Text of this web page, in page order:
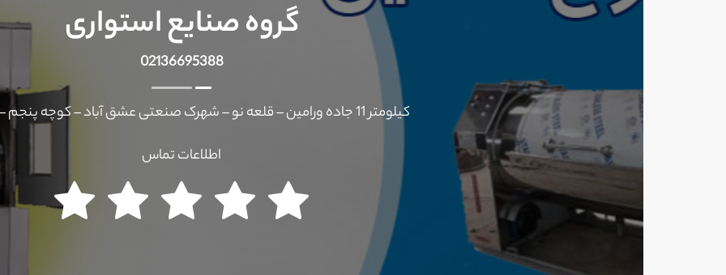
گروه صنایع استواری
02136695388
کیلومتر 11 جاده ورامین – قلعه نو – شهرک صنعتی عشق آباد – کوچه پنجم – پلاک 42
اطلاعات تماس